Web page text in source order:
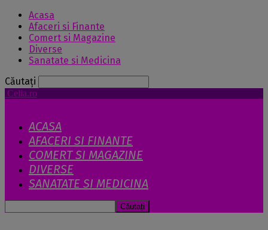
Acasa
Afaceri si Finante
Comert si Magazine
Diverse
Sanatate si Medicina
Căutați
Celia.ro
ACASA
AFACERI SI FINANTE
COMERT SI MAGAZINE
DIVERSE
SANATATE SI MEDICINA